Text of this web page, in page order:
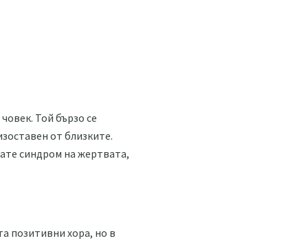
Той бързо се
от близките.
синдром на жертвата,
позитивни хора, но в